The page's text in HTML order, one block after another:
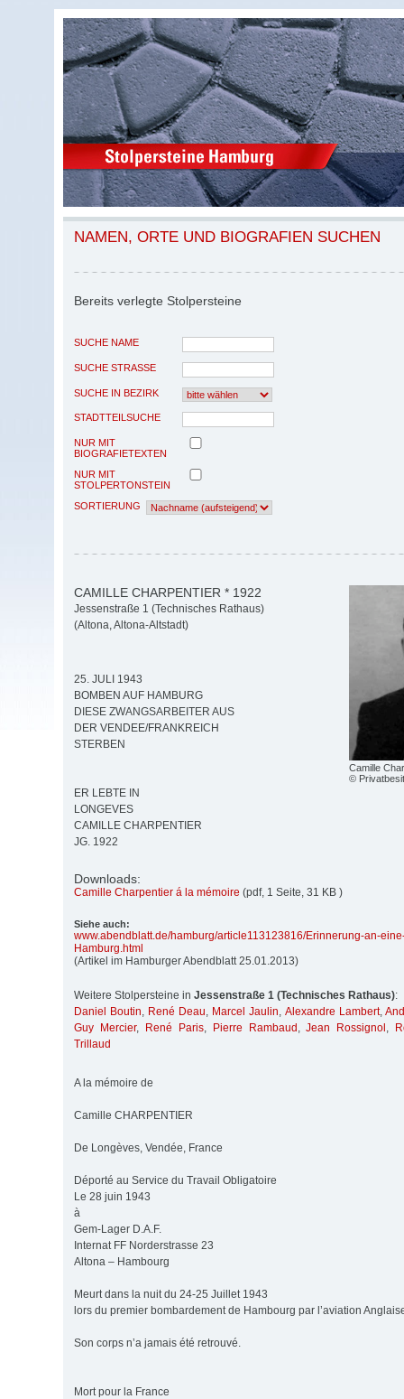
NAMEN, ORTE UND BIOGRAFIEN SUCHEN
Bereits verlegte Stolpersteine
SUCHE NAME
SUCHE STRASSE
SUCHE IN BEZIRK
STADTTEILSUCHE
NUR MIT
BIOGRAFIETEXTEN
NUR MIT
STOLPERTONSTEIN
SORTIERUNG
Camille
©
CAMILLE CHARPENTIER * 1922
Jessenstraße 1 (Technisches Rathaus)
(Altona, Altona-Altstadt)
25. JULI 1943
BOMBEN AUF HAMBURG
DIESE ZWANGSARBEITER AUS
DER VENDEE/FRANKREICH
STERBEN
ER LEBTE IN
LONGEVES
CAMILLE CHARPENTIER
JG. 1922
Downloads:
Camille Charpentier á la mémoire (pdf, 1 Seite, 31 KB )
Siehe auch:
www.abendblatt.de/hamburg/article113123816/Erinnerung-an-
Hamburg.html
(Artikel im Hamburger Abendblatt 25.01.2013)
Weitere Stolpersteine in Jessenstraße 1 (Technisches Rathaus):
Daniel Boutin, René Deau, Marcel Jaulin, Alexandre Lambert,
Guy Mercier, René Paris, Pierre Rambaud ,Jean Rossignol ,
Trillaud
A la mémoire de
Camille CHARPENTIER
De Longèves, Vendée, France
Déporté au Service du Travail Obligatoire
Le 28 juin 1943
à
Gem-Lager D.A.F.
Internat FF Norderstrasse 23
Altona – Hambourg
Meurt dans la nuit du 24-25 Juillet 1943
lors du premier bombardement de Hambourg par l’aviation
Son corps n’a jamais été retrouvé.
Mort pour la France